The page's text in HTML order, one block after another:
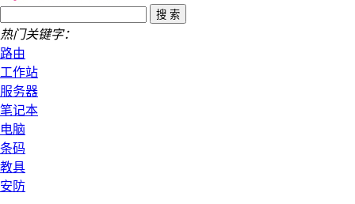
热门关键字：
路由
工作站
服务器
笔记本
电脑
条码
教具
安防